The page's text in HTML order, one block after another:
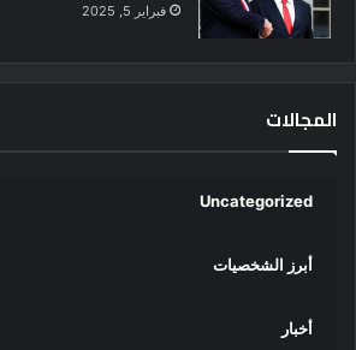
فبراير 5, 2025
المجالات
Uncategorized
أبرز الشخصيات
أخبار